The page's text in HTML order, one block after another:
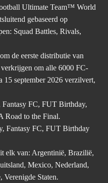
game-disclaimersvoor meer
Ultimate Team™ World
gebaseerd op
Squad Battles, Rivals,
de eerste distributie van
om alle 6000 FC-
september 2026 verzilvert,
FC, FUT Birthday,
to the Final.
Fantasy FC, FUT Birthday
elk van: Argentinië, Brazilië,